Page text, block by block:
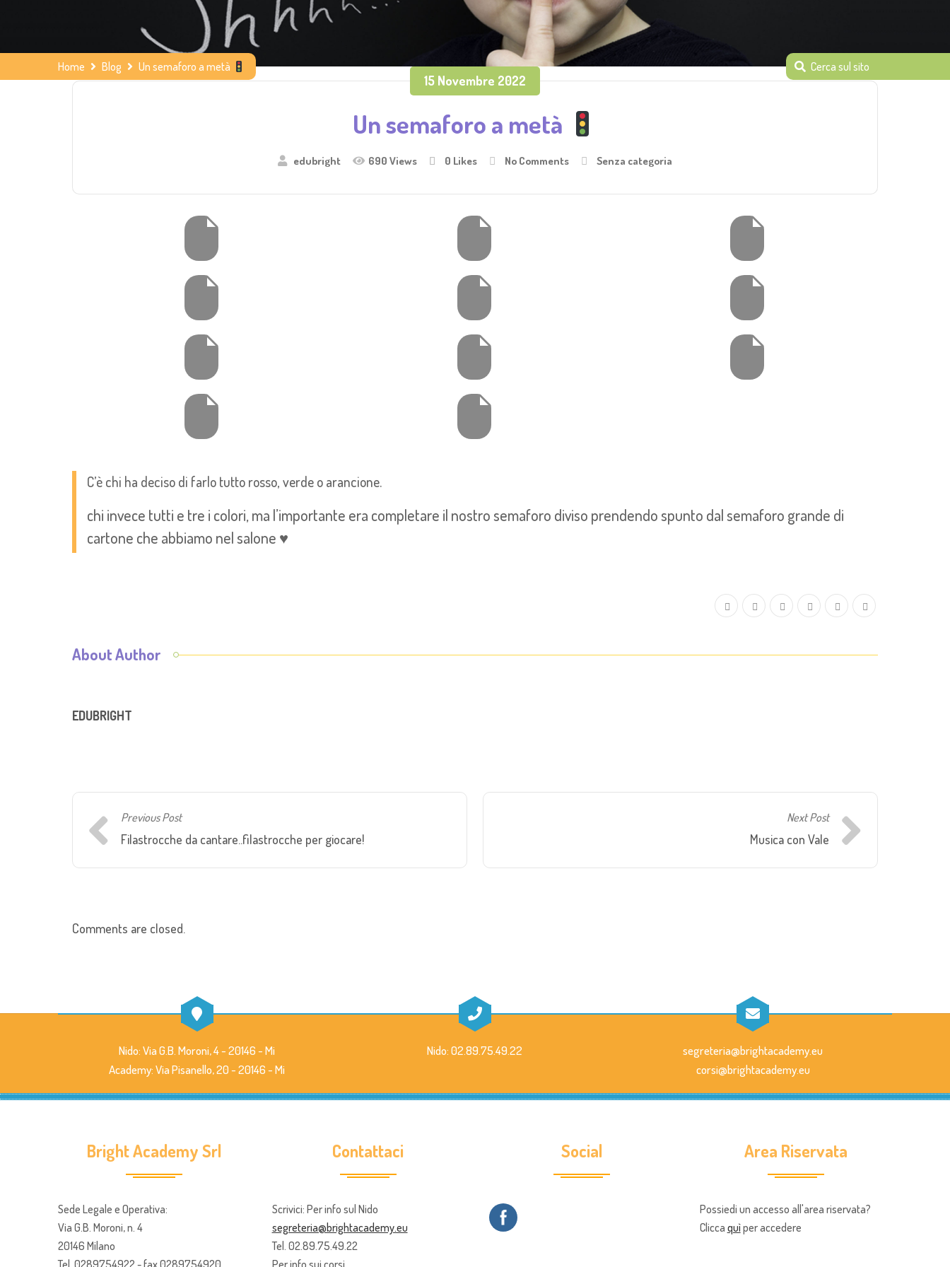
Home Blog Un semaforo a metà
15 Novembre 2022
Un semaforo a metà
edubright 690 Views 0 Likes No Comments Senza categoria
C’è chi ha deciso di farlo tutto rosso, verde o arancione.
chi invece tutti e tre i colori, ma l’importante era completare il nostro semaforo diviso prendendo spunto dal semaforo grande di
cartone che abbiamo nel salone ♥️
About Author
EDUBRIGHT
Previous Post
Filastrocche da cantare..filastrocche per giocare!
Next Post
Musica con Vale
Comments are closed.
Nido: Via G.B. Moroni, 4 - 20146 - Mi
Academy: Via Pisanello, 20 - 20146 - Mi
Nido: 02.89.75.49.22
segreteria@brightacademy.eu
corsi@brightacademy.eu
Bright Academy Srl
Sede Legale e Operativa:
Via G.B. Moroni, n. 4
20146 Milano
Tel. 0289754922 - fax 0289754920
Contattaci
Scrivici: Per info sul Nido
segreteria@brightacademy.eu
Tel. 02.89.75.49.22
Per info sui corsi
Social Area Riservata
Possiedi un accesso all'area riservata?
Clicca quìper accedere